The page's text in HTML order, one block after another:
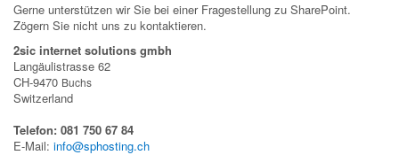
Gerne unterstützen wir Sie bei einer Fragestellung zu SharePoint.
Zögern Sie nicht uns zu kontaktieren.
2sic internet solutions gmbh
Langäulistrasse 62
CH-9470 Buchs
Switzerland
Telefon: 081 750 67 84
E-Mail: info@sphosting.ch